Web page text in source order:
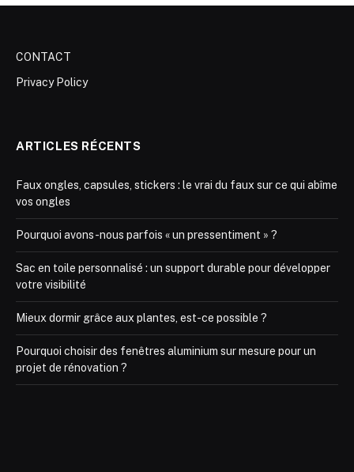
CONTACT
Privacy Policy
ARTICLES RÉCENTS
Faux ongles, capsules, stickers : le vrai du faux sur ce qui abîme
vos ongles
Pourquoi avons-nous parfois « un pressentiment » ?
Sac en toile personnalisé : un support durable pour développer
votre visibilité
Mieux dormir grâce aux plantes, est-ce possible ?
Pourquoi choisir des fenêtres aluminium sur mesure pour un
projet de rénovation ?